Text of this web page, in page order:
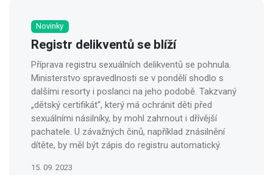
Novinky
Registr delikventů se blíží
Příprava registru sexuálních delikventů se pohnula.
Ministerstvo spravedlnosti se v pondělí shodlo s
dalšími resorty i poslanci na jeho podobě. Takzvaný
„dětský certifikát“, který má ochránit děti před
sexuálními násilníky, by mohl zahrnout i dřívější
pachatele. U závažných činů, například znásilnění
dítěte, by měl být zápis do registru automatický.
15. 09. 2023